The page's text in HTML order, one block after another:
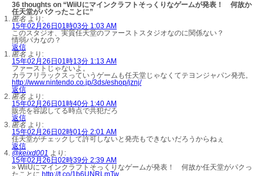
36 thoughts on “WiiUにマインクラフトそっくりなゲームが発表！ 何故か
任天堂がパクったことに”
匿名 より:
15年02月26日01時03分 1:03 AM
このスタジオ、実質任天堂のファーストスタジオなのに関係ない？
情弱バカなの？
返信
匿名 より:
15年02月26日01時13分 1:13 AM
ファーストじゃないよ。
カラフリラックスっていうゲームも任天堂じゃなくてテヨンジャパン発売。
http://www.nintendo.co.jp/3ds/eshop/jznj/
返信
匿名 より:
15年02月26日01時40分 1:40 AM
販売を容認してる時点で共犯だろ
返信
匿名 より:
15年02月26日02時01分 2:01 AM
任天堂がチェックして許可しないと発売もできないだろうからねぇ
返信
@keixd001 より:
15年02月26日02時39分 2:39 AM
» WiiUにマインクラフトそっくりなゲームが発表！ 何故か任天堂がパクっ